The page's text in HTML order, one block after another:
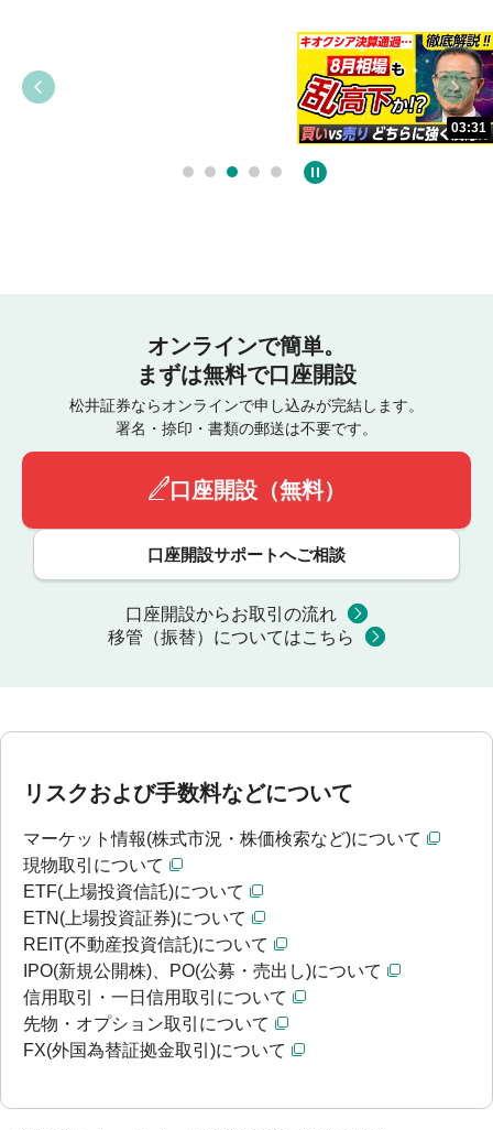
03:31
オンラインで簡単。
まずは無料で口座開設
松井証券ならオンラインで申し込みが完結します。
署名・捺印・書類の郵送は不要です。
口座開設（無料）
口座開設サポートへご相談
口座開設からお取引の流れ
移管（振替）についてはこちら
リスクおよび手数料などについて
マーケット情報(株式市況・株価検索など)について
現物取引について
ETF(上場投資信託)について
ETN(上場投資証券)について
REIT(不動産投資信託)について
IPO(新規公開株)、PO(公募・売出し)について
信用取引・一日信用取引について
先物・オプション取引について
FX(外国為替証拠金取引)について